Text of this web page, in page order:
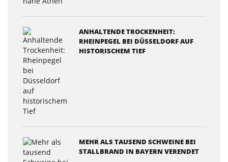
ANHALTENDE TROCKENHEIT:
RHEINPEGEL BEI DÜSSELDORF AUF
HISTORISCHEM TIEF
MEHR ALS TAUSEND SCHWEINE BEI
STALLBRAND IN BAYERN VERENDET